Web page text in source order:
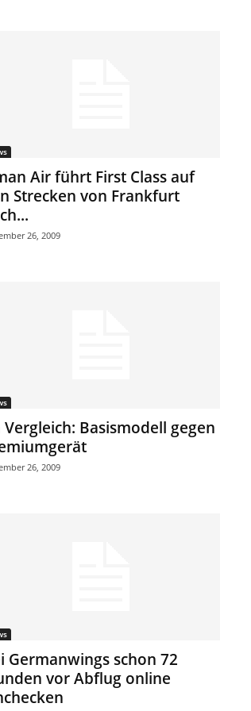
Air führt First Class auf
Strecken von Frankfurt
26, 2009
Vergleich: Basismodell gegen
26, 2009
Germanwings schon 72
vor Abflug online